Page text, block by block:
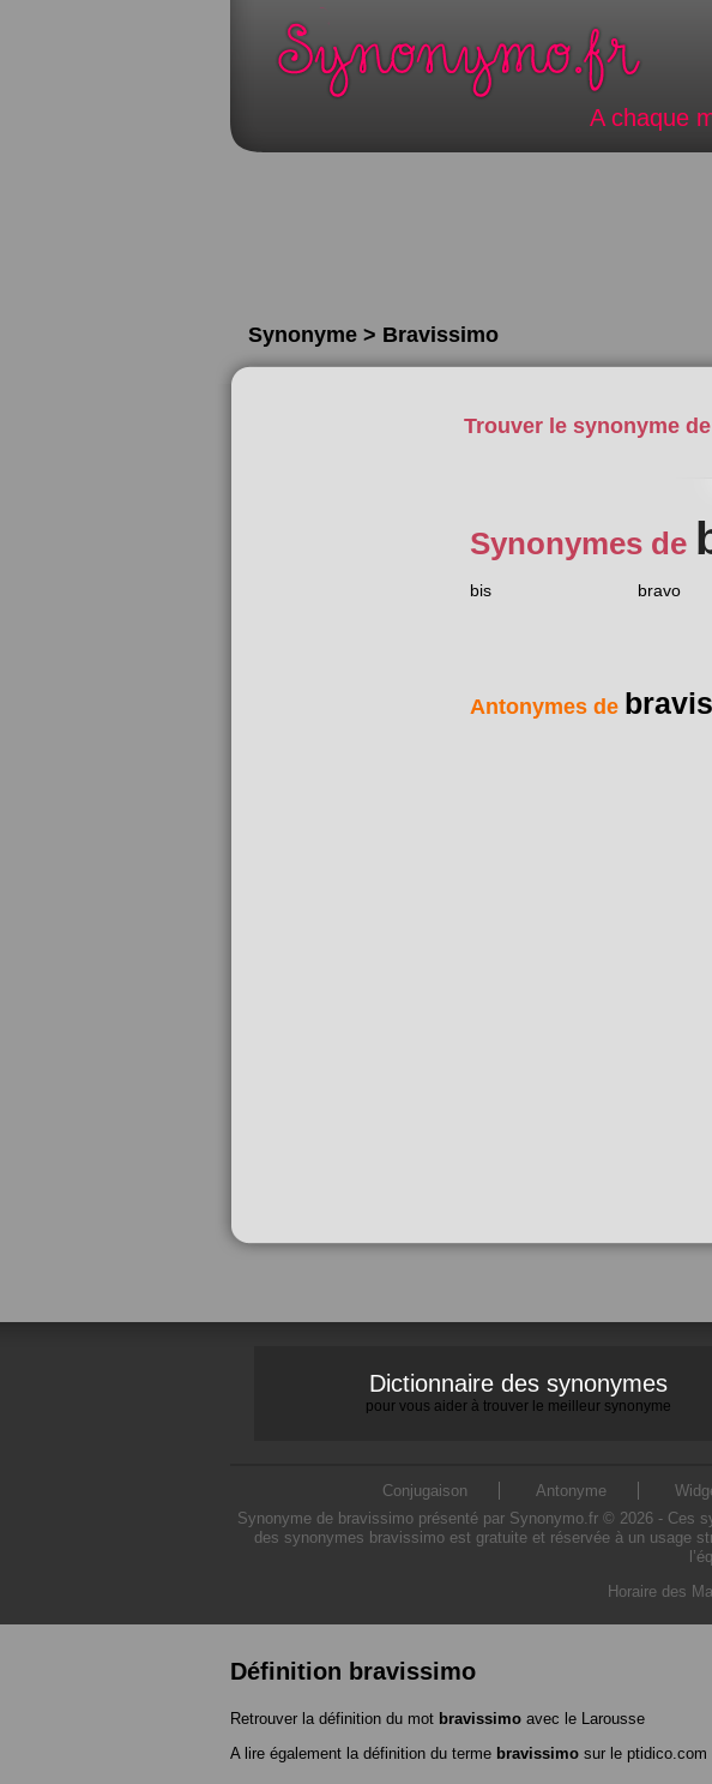
A chaque
Synonyme > Bravissimo
Trouver le synonyme de
Synonymes de
bis bravo
Antonymes de
Dictionnaire des synonymes
pour vous aider à trouver le meilleur synonyme
Conjugaison Antonyme
Synonyme de bravissimo présenté par Synonymo.fr © 2026 - Ces
des synonymes bravissimo est gratuite et réservée à un usage
Horaire des
Définition bravissimo
Retrouver la définition du mot bravissimo avec le Larousse
A lire également la définition du terme bravissimo sur le ptidico.com